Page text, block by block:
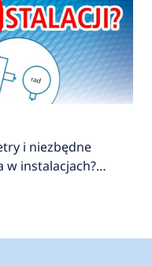
i niezbędne
w instalacjach?